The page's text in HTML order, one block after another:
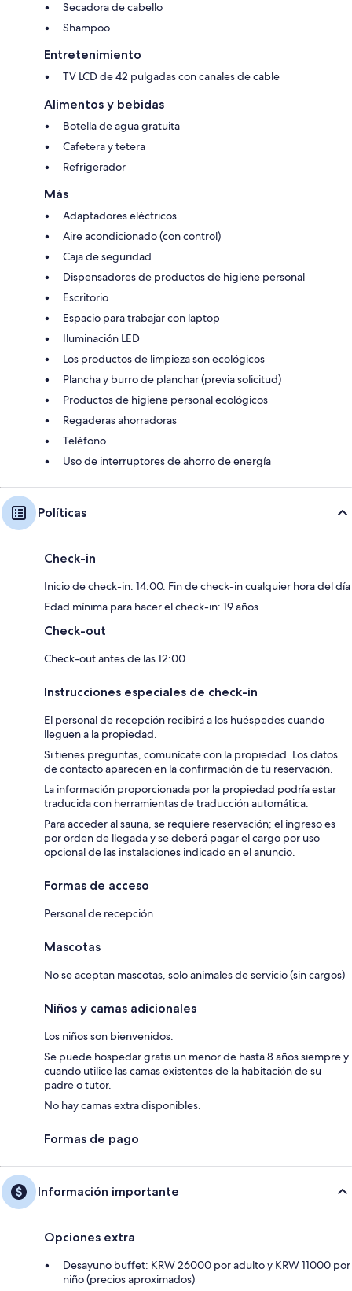
Secadora de cabello
Shampoo
Entretenimiento
TV LCD de 42 pulgadas con canales de cable
Alimentos y bebidas
Botella de agua gratuita
Cafetera y tetera
Refrigerador
Más
Adaptadores eléctricos
Aire acondicionado (con control)
Caja de seguridad
Dispensadores de productos de higiene personal
Escritorio
Espacio para trabajar con laptop
Iluminación LED
Los productos de limpieza son ecológicos
Plancha y burro de planchar (previa solicitud)
Productos de higiene personal ecológicos
Regaderas ahorradoras
Teléfono
Uso de interruptores de ahorro de energía
Políticas
Check-in
Inicio de check-in: 14:00. Fin de check-in cualquier hora del día
Edad mínima para hacer el check-in: 19 años
Check-out
Check-out antes de las 12:00
Instrucciones especiales de check-in
El personal de recepción recibirá a los huéspedes cuando
lleguen a la propiedad.
Si tienes preguntas, comunícate con la propiedad. Los datos
de contacto aparecen en la confirmación de tu reservación.
La información proporcionada por la propiedad podría estar
traducida con herramientas de traducción automática.
Para acceder al sauna, se requiere reservación; el ingreso es
por orden de llegada y se deberá pagar el cargo por uso
opcional de las instalaciones indicado en el anuncio.
Formas de acceso
Personal de recepción
Mascotas
No se aceptan mascotas, solo animales de servicio (sin cargos)
Niños y camas adicionales
Los niños son bienvenidos.
Se puede hospedar gratis un menor de hasta 8 años siempre y
cuando utilice las camas existentes de la habitación de su
padre o tutor.
No hay camas extra disponibles.
Formas de pago
Información importante
Opciones extra
Desayuno buffet: KRW 26000 por adulto y KRW 11000 por
niño (precios aproximados)